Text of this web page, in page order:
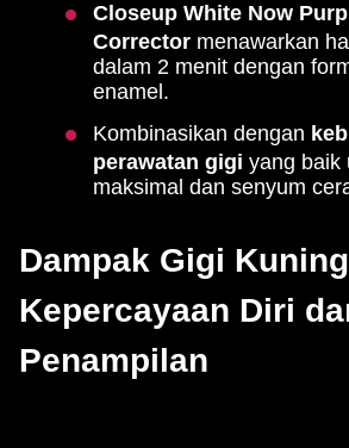
Closeup White Now
Correctormenawarkan
dalam 2 menit dengan
enamel.
Kombinasikan dengan
perawatan gigi yang baik
maksimal dan senyum
Dampak Gigi
Kepercayaan Diri
Penampilan